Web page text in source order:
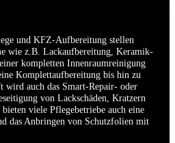
und KFZ-Aufbereitung stellen
wie z.B. Lackaufbereitung, Keramik-
kompletten Innenraumreinigung
Komplettaufbereitung bis hin zu
wird auch das Smart-Repair- oder
von Lackschäden, Kratzern
viele Pflegebetriebe auch eine
das Anbringen von Schutzfolien mit